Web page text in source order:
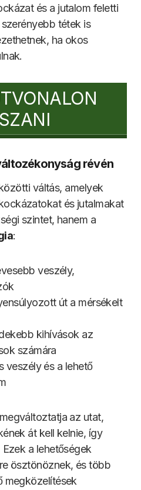
és a jutalom feletti
tétek is
ha okos
révén
váltás, amelyek
és jutalmakat
szintet, hanem a
:
veszély,
út a mérsékelt
kihívások az
számára
veszély és a lehető
az utat,
át kell kelnie, így
a lehetőségek
ösztönöznek, és több
megközelítések